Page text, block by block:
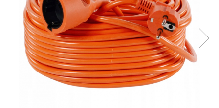
compresoare
Cricuri Auto Hidraulice
Pneumatice si Trapezoidale
Cricuri hidraulice
Cricuri pneumatice
Cricuri trapezoidale
Feon Electric
Mixere
Motocositoare si Motosape
Nivela laser
Pistol de vopsit
Rotopercutoare si bormasini